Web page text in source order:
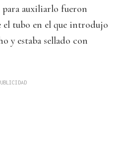
para auxiliarlo fueron
el tubo en el que introdujo
y estaba sellado con